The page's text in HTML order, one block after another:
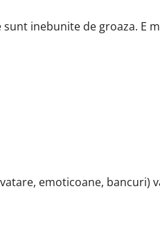
inebunite de groaza. E
emoticoane, bancuri)